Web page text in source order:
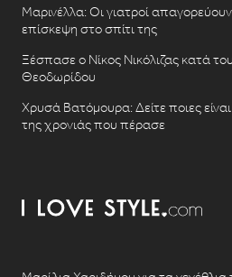
Μαρινέλλα: Οι γιατροί
επίσκεψη στο σπίτι της
Ξέσπασε ο Νίκος Νικόλιζας κατά
Θεοδωρίδου
Χρυσά Βατόμουρα: Δείτε ποιες είναι
της χρονιάς που πέρασε